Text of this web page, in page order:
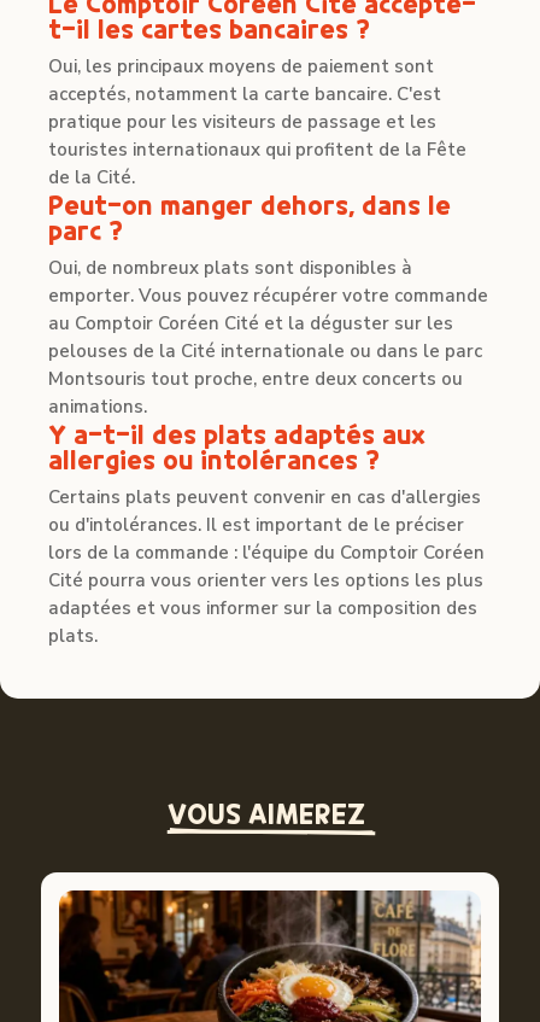
t-il les cartes bancaires ?
Oui, les principaux moyens de paiement sont
acceptés, notamment la carte bancaire. C'est
pratique pour les visiteurs de passage et les
touristes internationaux qui profitent de la Fête
de la Cité.
Peut-on manger dehors, dans le
parc ?
Oui, de nombreux plats sont disponibles à
emporter. Vous pouvez récupérer votre commande
au Comptoir Coréen Cité et la déguster sur les
pelouses de la Cité internationale ou dans le parc
Montsouris tout proche, entre deux concerts ou
animations.
Y a-t-il des plats adaptés aux
allergies ou intolérances ?
Certains plats peuvent convenir en cas d'allergies
ou d'intolérances. Il est important de le préciser
lors de la commande : l'équipe du Comptoir Coréen
Cité pourra vous orienter vers les options les plus
adaptées et vous informer sur la composition des
plats.
VOUS AIMEREZ